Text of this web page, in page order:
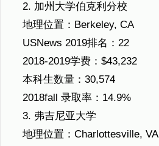
2. 加州大学伯克利分校
地理位置：Berkeley, CA
USNews 2019排名：22
2018-2019学费：$43,232
本科生数量：30,574
2018fall 录取率：14.9%
3. 弗吉尼亚大学
地理位置：Charlottesville, VA